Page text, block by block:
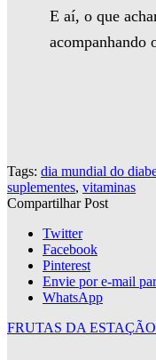
E aí, o que
acompanhando
Tags: dia mundial do
suplementes, vitaminas
Compartilhar Post
Twitter
Facebook
Pinterest
Envie por e-mail
WhatsApp
FRUTAS DA